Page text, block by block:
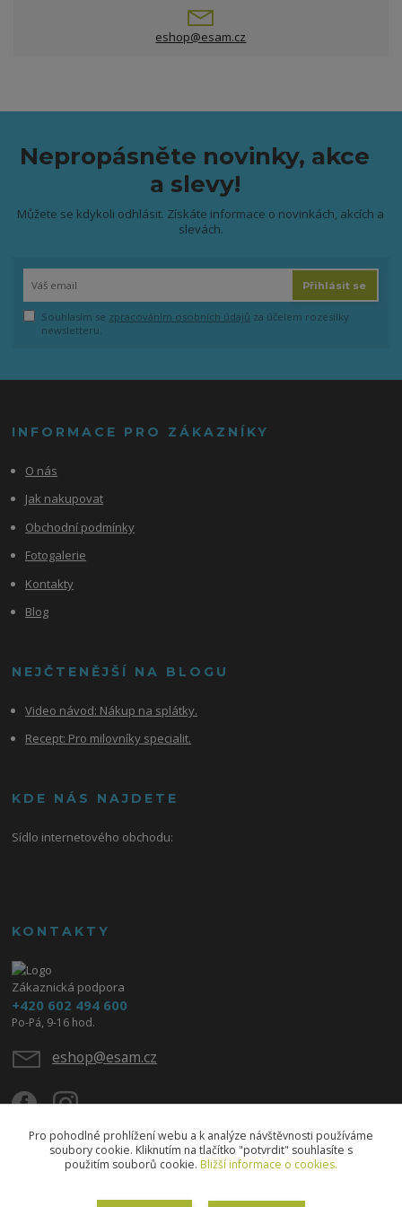
eshop@esam.cz
Nepropásněte novinky, akce
a slevy!
Můžete se kdykoli odhlásit. Získáte informace o novinkách, akcích a
slevách.
Přihlásit se
Souhlasím se zpracováním osobních údajů za účelem rozesílky
newsletteru.
INFORMACE PRO ZÁKAZNÍKY
O nás
Jak nakupovat
Obchodní podmínky
Fotogalerie
Kontakty
Blog
NEJČTENĚJŠÍ NA BLOGU
Video návod: Nákup na splátky.
Recept: Pro milovníky specialit.
KDE NÁS NAJDETE
Sídlo internetového obchodu:
KONTAKTY
Zákaznická podpora
+420 602 494 600
Po-Pá, 9-16 hod.
eshop@esam.cz
Pro pohodlné prohlížení webu a k analýze návštěvnosti používáme
soubory cookie. Kliknutím na tlačítko "potvrdit" souhlasíte s
použitím souborů cookie. Bližší informace o cookies.